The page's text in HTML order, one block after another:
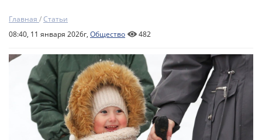
Главная /Статьи
08:40, 11 января 2026г, Общество 482